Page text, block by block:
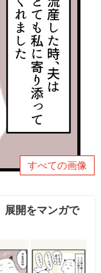
すべての画像
展開をマンガで